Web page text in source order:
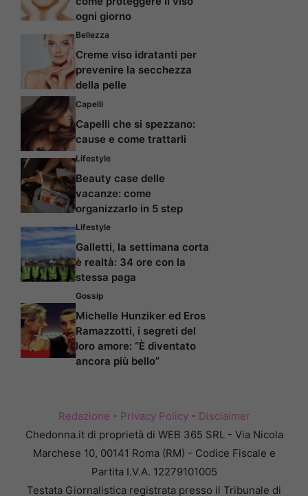
ogni giorno
Bellezza
Creme viso idratanti per
prevenire la secchezza
della pelle
Capelli
Capelli che si spezzano:
cause e come trattarli
Lifestyle
Beauty case delle
vacanze: come
organizzarlo in 5 step
Lifestyle
Galletti, la settimana corta
è realtà: 34 ore con la
stessa paga
Gossip
Michelle Hunziker ed Eros
Ramazzotti, i segreti del
loro amore: “È diventato
ancora più bello”
Redazione - Privacy Policy- Disclaimer
Chedonna.it di proprietà di WEB 365 SRL - Via Nicola
Marchese 10, 00141 Roma (RM) - Codice Fiscale e
Partita I.V.A. 12279101005
Testata Giornalistica registrata presso il Tribunale di